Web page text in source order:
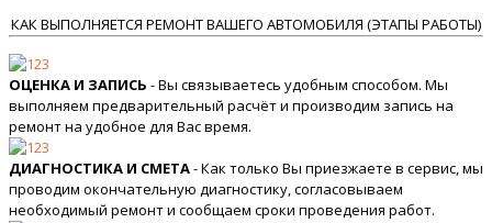
КАК ВЫПОЛНЯЕТСЯ РЕМОНТ ВАШЕГО АВТОМОБИЛЯ (ЭТАПЫ РАБОТЫ)
ОЦЕНКА И ЗАПИСЬ - Вы связываетесь удобным способом. Мы
выполняем предварительный расчёт и производим запись на
ремонт на удобное для Вас время.
ДИАГНОСТИКА И СМЕТА- Как только Вы приезжаете в сервис, мы
проводим окончательную диагностику, согласовываем
необходимый ремонт и сообщаем сроки проведения работ.